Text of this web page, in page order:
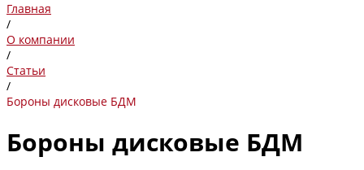
Главная
/
О компании
/
Статьи
/
Бороны дисковые БДМ
Бороны дисковые БДМ